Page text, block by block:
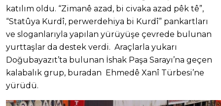
katılım oldu. “Zimanê azad, bi civaka azad pêk tê”,
“Statûya Kurdî, perwerdehiya bi Kurdî” pankartları
ve sloganlarıyla yapılan yürüyüşe çevrede bulunan
yurttaşlar da destek verdi. Araçlarla yukarı
Doğubayazıt’ta bulunan İshak Paşa Sarayı’na geçen
kalabalık grup, buradan Ehmedê Xanî Türbesi’ne
yürüdü.